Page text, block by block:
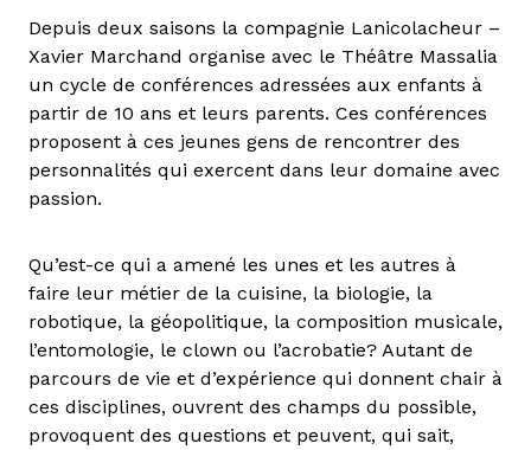
Depuis deux saisons la compagnie Lanicolacheur –
Xavier Marchand organise avec le Théâtre Massalia
un cycle de conférences adressées aux enfants à
partir de 10 ans et leurs parents. Ces conférences
proposent à ces jeunes gens de rencontrer des
personnalités qui exercent dans leur domaine avec
passion.
Qu’est-ce qui a amené les unes et les autres à
faire leur métier de la cuisine, la biologie, la
robotique, la géopolitique, la composition musicale,
l’entomologie, le clown ou l’acrobatie? Autant de
parcours de vie et d’expérience qui donnent chair à
ces disciplines, ouvrent des champs du possible,
provoquent des questions et peuvent, qui sait,